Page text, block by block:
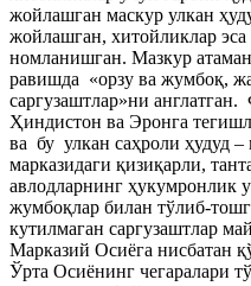
жойлашган маскур улкан
жойлашган, хитойликлар
номланишган. Мазкур
равишда «орзу ва жумбоқ,
саргузаштлар»ни
Ҳиндистон ва Эронга
ва бу улкан саҳроли ҳудуд
марказидаги қизиқарли,
авлодларнинг ҳукумронлик
жумбоқлар билан тўлиб-
кутилмаган саргузаштлар
Марказий Осиёга нисбатан
Ўрта Осиёнинг чегаралари